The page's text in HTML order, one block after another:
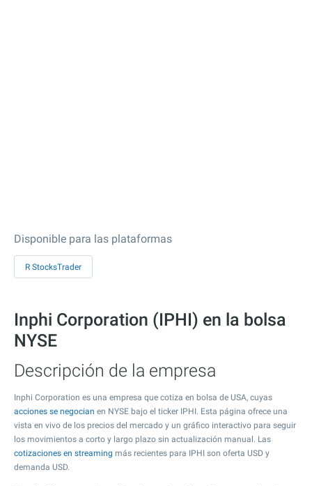
Disponible para las plataformas
R StocksTrader
Inphi Corporation (IPHI) en la bolsa
NYSE
Descripción de la empresa
Inphi Corporation es una empresa que cotiza en bolsa de USA, cuyas
acciones se negocian en NYSE bajo el ticker IPHI. Esta página ofrece una
vista en vivo de los precios del mercado y un gráfico interactivo para seguir
los movimientos a corto y largo plazo sin actualización manual. Las
cotizaciones en streaming más recientes para IPHI son oferta USD y
demanda USD.